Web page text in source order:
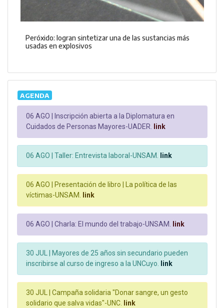
Peróxido: logran sintetizar una de las sustancias más
usadas en explosivos
AGENDA
06 AGO |
Inscripción abierta a la Diplomatura en
Cuidados de Personas Mayores-UADER. link
06 AGO | Taller: Entrevista laboral-UNSAM. link
06 AGO |
Presentación de libro | La política de las
víctimas-UNSAM. link
06 AGO | Charla: El mundo del trabajo-UNSAM. link
30 JUL |
Mayores de 25 años sin secundario pueden
inscribirse al curso de ingreso a la UNCuyo. link
30 JUL | Campaña solidaria "Donar sangre, un gesto
solidario que salva vidas"-UNC. link